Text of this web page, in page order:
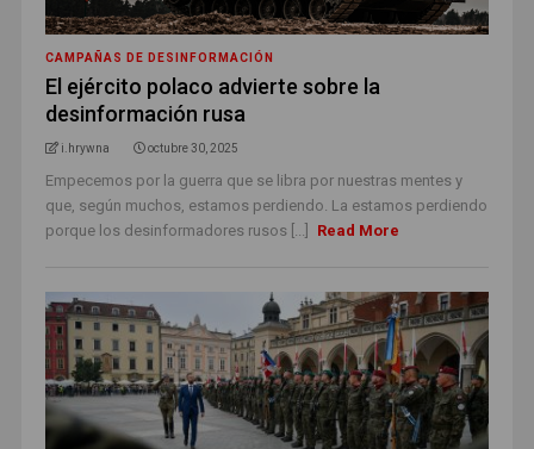
CAMPAÑAS DE DESINFORMACIÓN
El ejército polaco advierte sobre la
desinformación rusa
i.hrywna octubre 30, 2025
Empecemos por la guerra que se libra por nuestras mentes y
que, según muchos, estamos perdiendo. La estamos perdiendo
porque los desinformadores rusos [...]
Read More